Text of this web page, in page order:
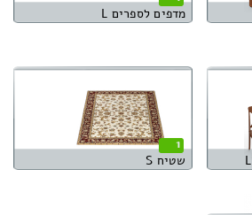
מדפים לספרים L
1
שטיח S